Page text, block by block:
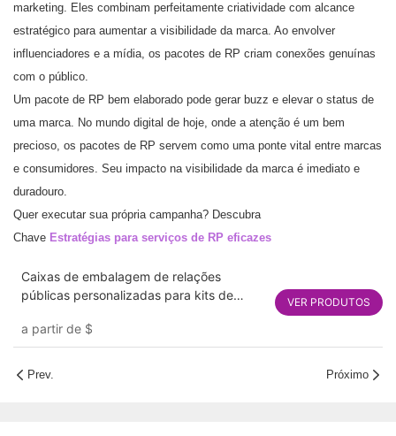
marketing. Eles combinam perfeitamente criatividade com alcance
estratégico para aumentar a visibilidade da marca. Ao envolver
influenciadores e a mídia, os pacotes de RP criam conexões genuínas
com o público.
Um pacote de RP bem elaborado pode gerar buzz e elevar o status de
uma marca. No mundo digital de hoje, onde a atenção é um bem
precioso, os pacotes de RP servem como uma ponte vital entre marcas
e consumidores. Seu impacto na visibilidade da marca é imediato e
duradouro.
Quer executar sua própria campanha? Descubra
Chave Estratégias para serviços de RP eficazes
Caixas de embalagem de relações
públicas personalizadas para kits de
rígidas e corrugadas de luxo
a partir de $
VER PRODUTOS
Prev. Próximo